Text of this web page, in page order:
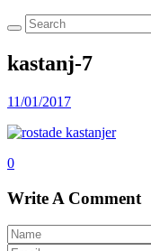
kastanj-7
11/01/2017
0
Write A Comment